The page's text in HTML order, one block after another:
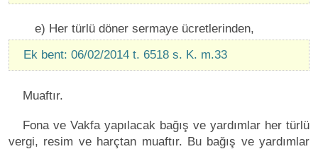
e) Her türlü döner sermaye ücretlerinden,
Ek bent: 06/02/2014 t. 6518 s. K. m.33
Muaftır.
Fona ve Vakfa yapılacak bağış ve yardımlar her türlü
vergi, resim ve harçtan muaftır. Bu bağış ve yardımlar